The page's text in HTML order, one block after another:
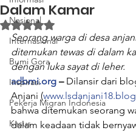
Nasional
Internasional
Bumi Gora
Inspirasi
Pekerja Migran Indonesia
Kasus
Dalam Kamar
Dinilai NaN dari 5 bintang.
Seorang warga di desa
ditemukan tewas di dalam
dengan luka sayat di leher.
adbmi.org – Dilansir dari
Anjani (
bahwa ditemukan seorang
dalam keadaan tidak